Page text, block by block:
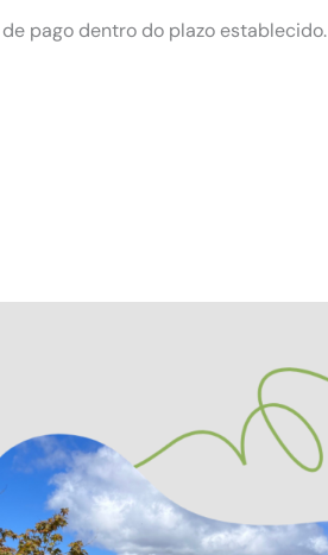
pago dentro do plazo establecido.